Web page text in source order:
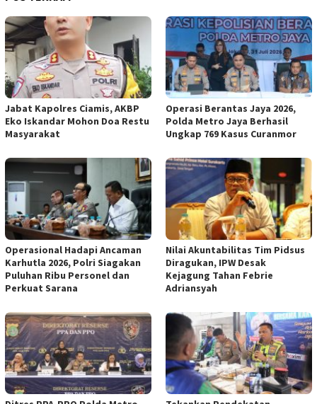
Jabat Kapolres Ciamis, AKBP
Eko Iskandar Mohon Doa Restu
Masyarakat
Operasi Berantas Jaya 2026,
Polda Metro Jaya Berhasil
Ungkap 769 Kasus Curanmor
Operasional Hadapi Ancaman
Karhutla 2026, Polri Siagakan
Puluhan Ribu Personel dan
Perkuat Sarana
Nilai Akuntabilitas Tim Pidsus
Diragukan, IPW Desak
Kejagung Tahan Febrie
Adriansyah